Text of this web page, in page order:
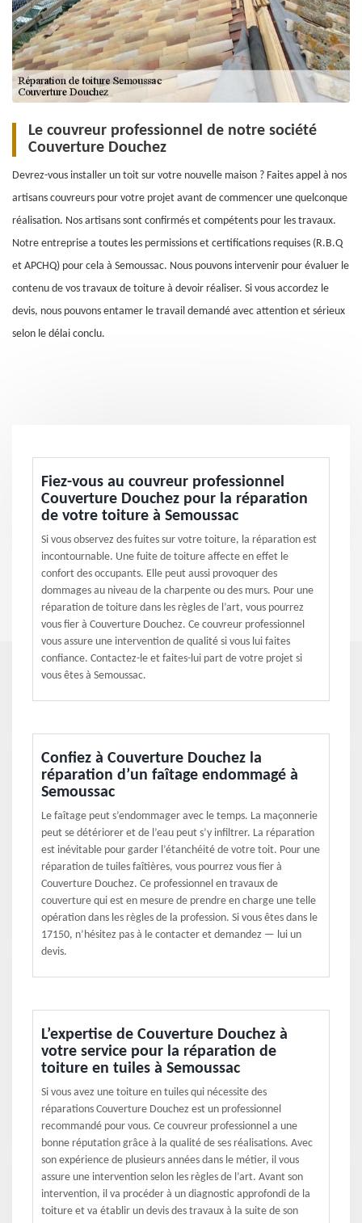
Le couvreur professionnel de notre société
Couverture Douchez
Devrez-vous installer un toit sur votre nouvelle maison ? Faites appel à nos
artisans couvreurs pour votre projet avant de commencer une quelconque
réalisation. Nos artisans sont confirmés et compétents pour les travaux.
Notre entreprise a toutes les permissions et certifications requises (R.B.Q
et APCHQ) pour cela à Semoussac. Nous pouvons intervenir pour évaluer le
contenu de vos travaux de toiture à devoir réaliser. Si vous accordez le
devis, nous pouvons entamer le travail demandé avec attention et sérieux
selon le délai conclu.
Fiez-vous au couvreur professionnel
Couverture Douchez pour la réparation
de votre toiture à Semoussac
Si vous observez des fuites sur votre toiture, la réparation est
incontournable. Une fuite de toiture affecte en effet le
confort des occupants. Elle peut aussi provoquer des
dommages au niveau de la charpente ou des murs. Pour une
réparation de toiture dans les règles de l’art, vous pourrez
vous fier à Couverture Douchez. Ce couvreur professionnel
vous assure une intervention de qualité si vous lui faites
confiance. Contactez-le et faites-lui part de votre projet si
vous êtes à Semoussac.
Confiez à Couverture Douchez la
réparation d’un faîtage endommagé à
Semoussac
Le faîtage peut s’endommager avec le temps. La maçonnerie
peut se détériorer et de l’eau peut s’y infiltrer. La réparation
est inévitable pour garder l’étanchéité de votre toit. Pour une
réparation de tuiles faîtières, vous pourrez vous fier à
Couverture Douchez. Ce professionnel en travaux de
couverture qui est en mesure de prendre en charge une telle
opération dans les règles de la profession. Si vous êtes dans le
17150, n’hésitez pas à le contacter et demandez — lui un
devis.
L’expertise de Couverture Douchez à
votre service pour la réparation de
toiture en tuiles à Semoussac
Si vous avez une toiture en tuiles qui nécessite des
réparations Couverture Douchez est un professionnel
recommandé pour vous. Ce couvreur professionnel a une
bonne réputation grâce à la qualité de ses réalisations. Avec
son expérience de plusieurs années dans le métier, il vous
assure une intervention selon les règles de l’art. Avant son
intervention, il va procéder à un diagnostic approfondi de la
toiture et va établir un devis des travaux à la suite de son